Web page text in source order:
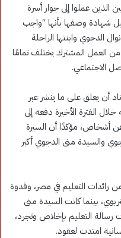
الذين عملوا إلى جوار أسرة
شهادة وصفها بأنها “واجب
الدجوي وابنتها الراحلة
العمل المشترك يختلف تمامًا
الاجتماعي.
أن يعلق على ما ينشر عبر
الفترة الأخيرة دفعه إلى
أشخاص، مؤكدًا أن السيرة
والسيدة منى الدجوي أكبر
رائدات التعليم في مصر، وقدوة
بينما كانت السيدة منى
رسالة التعليم بإخلاص وتجرد،
امتدت لعقود.